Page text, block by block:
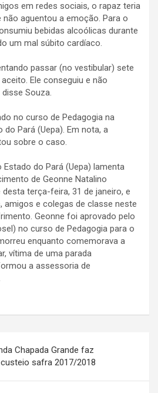
em redes sociais, o rapaz teria
aguentou a emoção. Para o
bebidas alcoólicas durante
um mal súbito cardíaco.
passar (no vestibular) sete
Ele conseguiu e não
Souza.
no curso de Pedagogia na
do Pará (Uepa). Em nota, a
sobre o caso.
Estado do Pará (Uepa) lamenta
de Geonne Natalino
terça-feira, 31 de janeiro, e
amigos e colegas de classe neste
Geonne foi aprovado pelo
no curso de Pedagogia para o
enquanto comemorava a
vítima de uma parada
a assessoria de
Chapada Grande faz
safra 2017/2018